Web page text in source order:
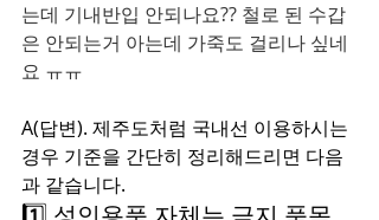
는데 기내반입 안되나요?? 철로 된 수갑
은 안되는거 아는데 가죽도 걸리나 싶네
요 ㅠㅠ
A(답변). 제주도처럼 국내선 이용하시는
경우 기준을 간단히 정리해드리면 다음
과 같습니다.